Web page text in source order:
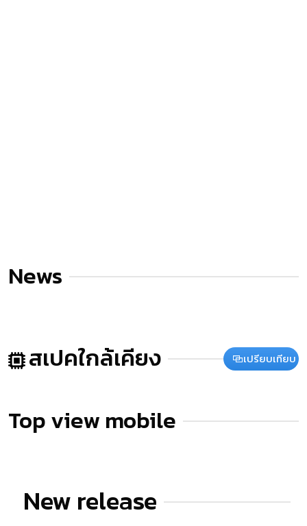
News
สเปคใกล้เคียง เปรียบเทียบ
Top view mobile
New release